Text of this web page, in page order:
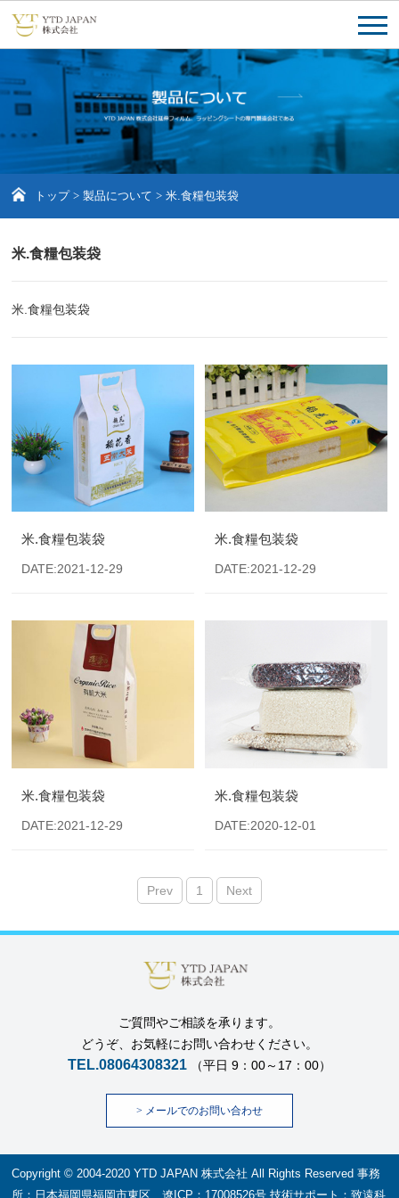
トップ > 製品について >米.食糧包装袋
米.食糧包装袋
米.食糧包装袋
米.食糧包装袋
DATE:2021-12-29
米.食糧包装袋
DATE:2021-12-29
米.食糧包装袋
DATE:2021-12-29
米.食糧包装袋
DATE:2020-12-01
Prev 1 Next
ご質問やご相談を承ります。
どうぞ、お気軽にお問い合わせください。
TEL.08064308321（平日 9：00～17：00）
> メールでのお問い合わせ
Copyright © 2004-2020 YTD JAPAN 株式会社 All Rights Reserved 事務
所：日本福岡県福岡市東区 遼ICP：17008526号 技術サポート：致遠科